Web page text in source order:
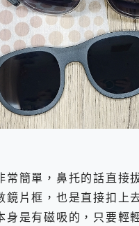
常簡單，鼻托的話直接
鏡片框，也是直接扣上
身是有磁吸的，只要輕